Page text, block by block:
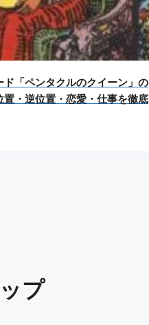
ド「ペンタクルのクイーン」の
置・逆位置・恋愛・仕事を徹底
プ